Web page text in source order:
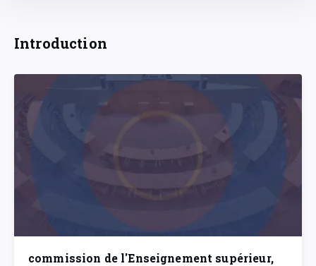
Introduction
commission de l'Enseignement supérieur,